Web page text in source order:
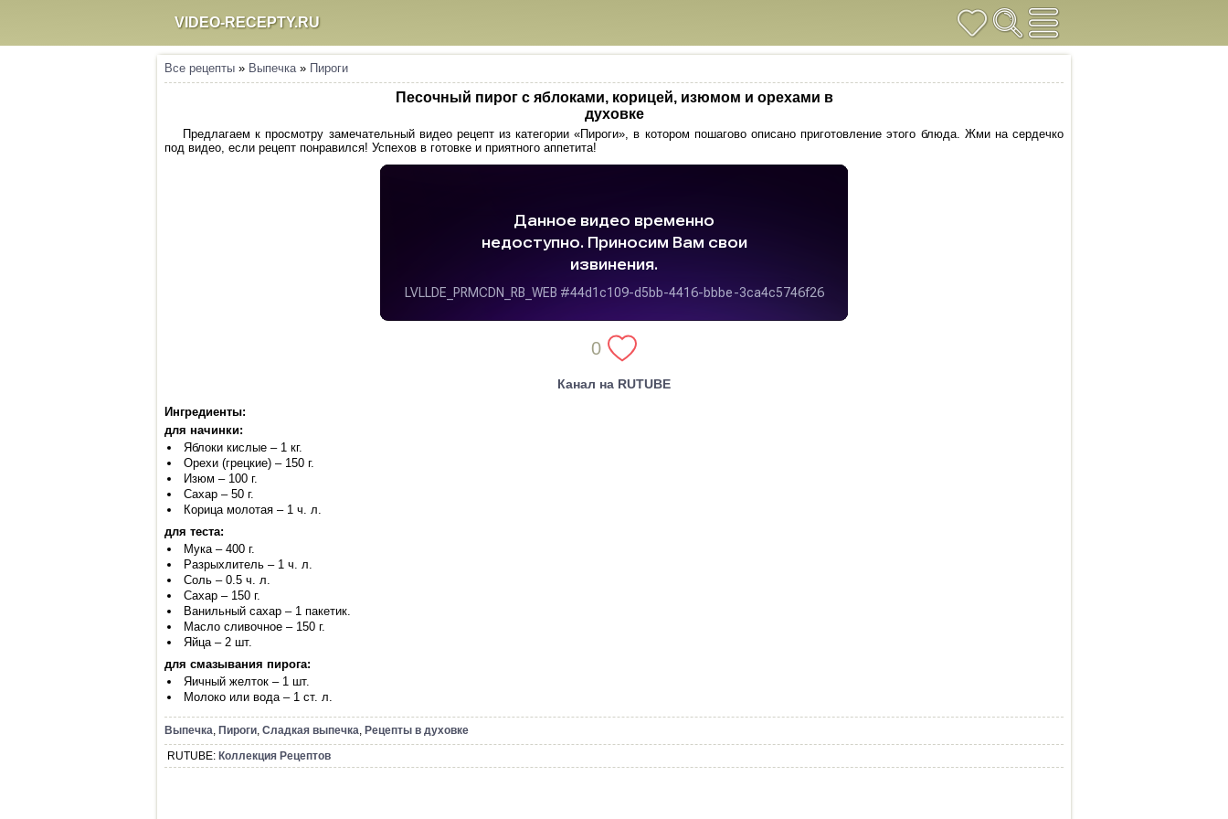
VIDEO-RECEPTY.RU
Все рецепты » Выпечка» Пироги
Песочный пирог с яблоками, корицей, изюмом и орехами в
духовке
Предлагаем к просмотру замечательный видео рецепт из категории «Пироги», в котором пошагово описано приготовление этого блюда. Жми на сердечко
под видео, если рецепт понравился! Успехов в готовке и приятного аппетита!
0
Канал на RUTUBE
Ингредиенты:
для начинки:
Яблоки кислые – 1 кг.
Орехи (грецкие) – 150 г.
Изюм – 100 г.
Сахар – 50 г.
Корица молотая – 1 ч. л.
для теста:
Мука – 400 г.
Разрыхлитель – 1 ч. л.
Соль – 0.5 ч. л.
Сахар – 150 г.
Ванильный сахар – 1 пакетик.
Масло сливочное – 150 г.
Яйца – 2 шт.
для смазывания пирога:
Яичный желток – 1 шт.
Молоко или вода – 1 ст. л.
Выпечка, Пироги, Сладкая выпечка, Рецепты в духовке
RUTUBE: Коллекция Рецептов